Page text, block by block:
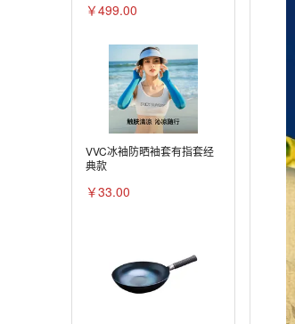
￥499.00
VVC冰袖防晒袖套有指套经
典款
￥33.00